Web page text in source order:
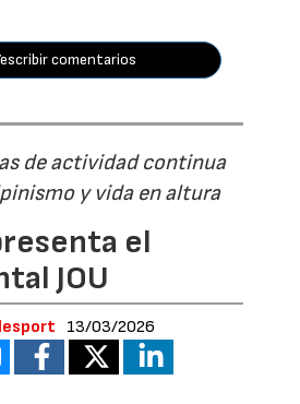
comentarios
de actividad continua
y vida en altura
el
JOU
13/03/2026